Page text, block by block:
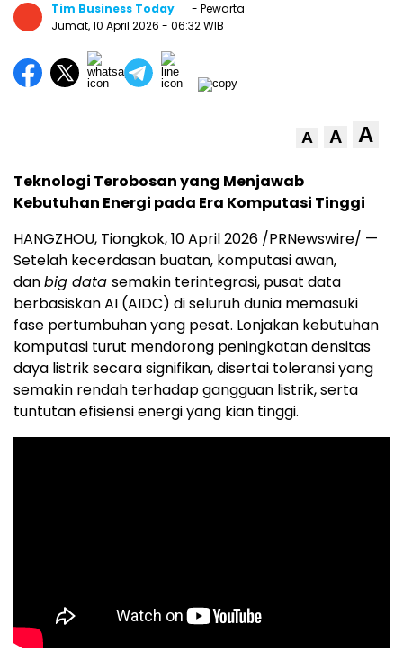
Tim Business Today
- Pewarta
Jumat, 10 April 2026 - 06:32 WIB
A A A
Teknologi Terobosan yang Menjawab
Kebutuhan Energi pada Era Komputasi Tinggi
HANGZHOU, Tiongkok,10 April 2026 /PRNewswire/ —
Setelah kecerdasan buatan, komputasi awan,
danbig data semakin terintegrasi, pusat data
berbasiskan AI (AIDC) di seluruh dunia memasuki
fase pertumbuhan yang pesat. Lonjakan kebutuhan
komputasi turut mendorong peningkatan densitas
daya listrik secara signifikan, disertai toleransi yang
semakin rendah terhadap gangguan listrik, serta
tuntutan efisiensi energi yang kian tinggi.